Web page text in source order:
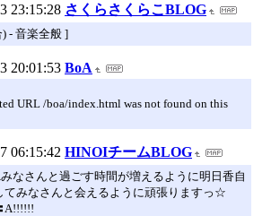
23:15:28 さくらさくらこBLOG
- 音楽全般 ]
20:01:53 BoA
URL /boa/index.html was not found on this
06:15:42 HINOIチームBLOG
なさんと過ごす時間が増えるように明日香自
てみなさんと会えるように頑張りますっ☆
A!!!!!!